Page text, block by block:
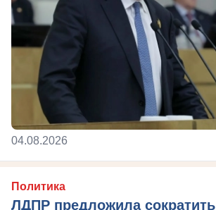
04.08.2026
Политика
ЛДПР предложила сократить